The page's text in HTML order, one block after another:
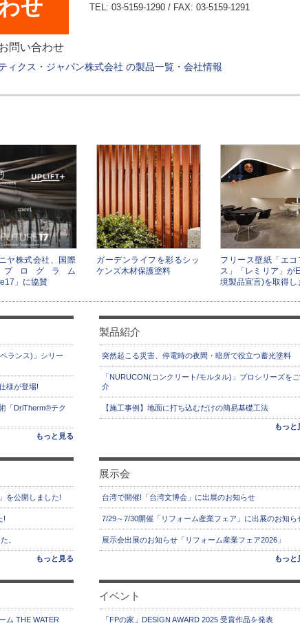
せ
問い合わせ
TEL: 03-5159-1290 / FAX: 03-5159-1291
ィクス・ジャパン株式会社 の製品一覧・会社情報
ヤ株式会社、国際
ログラム
」に協賛
ガーデンライフを彩るシッ
ケンズ木材保護塗料
フリース壁紙「エコ
ス」「レミリア」が
境製品宣言)を取得し
ランス)」シリー
様が登場!
「DriTherm®テク
もっと見る
製品紹介
突然起こる災害、停電時の夜間・暗所で役立つ蓄光塗料
「NURUCON(コンクリート/モルタル)」プロシリーズを
介
【施工事例】地面に打ち込むだけの簡易基礎工法
もっと
を公開しました!
!
。
もっと見る
展示会
台湾で開催!「台湾文博会」に出展のお知らせ
7/29～7/30開催「リフォーム産業フェア」に出展のお知ら
展示会出展のお知らせ「リフォーム産業フェア2026」
もっと
ム THE WATER
イベント
「FPの家」DESIGN AWARD 2025 受賞作品を発表